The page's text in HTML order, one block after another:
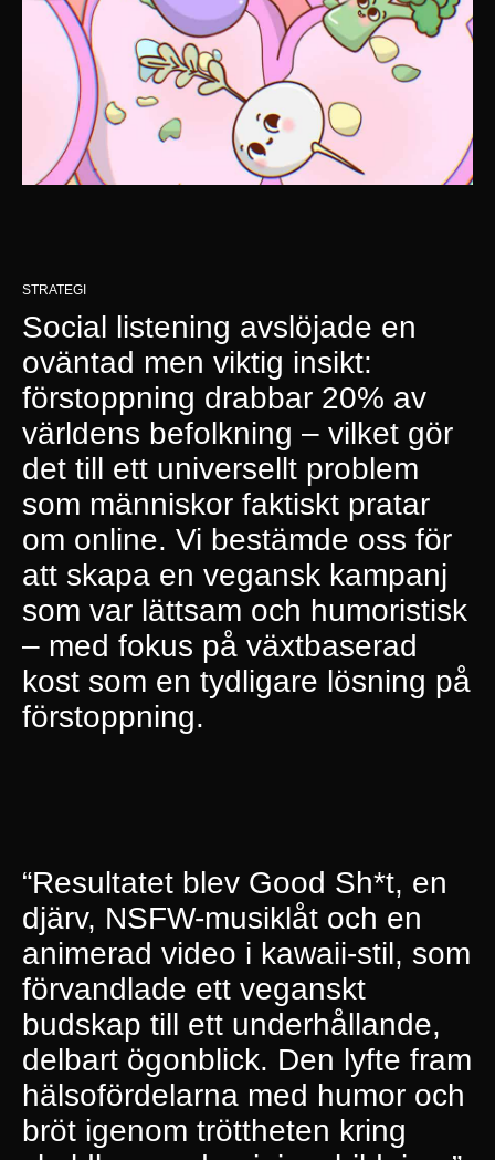
STRATEGI
Social listening avslöjade en
oväntad men viktig insikt:
förstoppning drabbar 20% av
världens befolkning – vilket gör
det till ett universellt problem
som människor faktiskt pratar
om online. Vi bestämde oss för
att skapa en vegansk kampanj
som var lättsam och humoristisk
– med fokus på växtbaserad
kost som en tydligare lösning på
förstoppning.
“Resultatet blev Good Sh*t, en
djärv, NSFW-musiklåt och en
animerad video i kawaii-stil, som
förvandlade ett veganskt
budskap till ett underhållande,
delbart ögonblick. Den lyfte fram
hälsofördelarna med humor och
bröt igenom tröttheten kring